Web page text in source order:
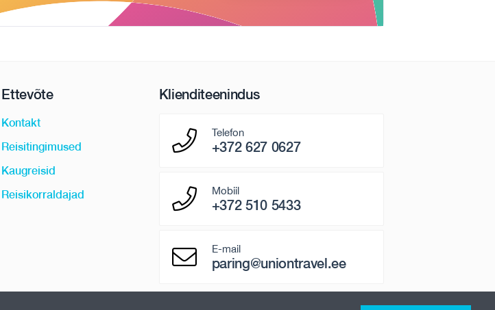
Ettevõte
Kontakt
Reisitingimused
Kaugreisid
Reisikorraldajad
Klienditeenindus
Telefon
+372 627 0627
Mobiil
+372 510 5433
E-mail
paring@uniontravel.ee